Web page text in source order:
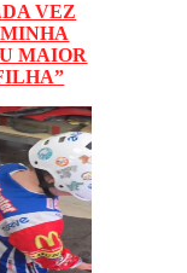
VEZ
MAIOR